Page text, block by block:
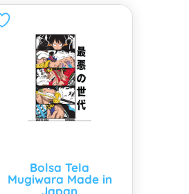
Bolsa Tela
Mugiwara Made in
Japan